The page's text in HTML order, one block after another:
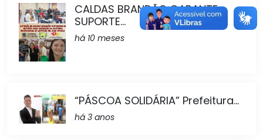
CALDAS BRANDÃO GARANTE
SUPORTE...
há 10 meses
“PÁSCOA SOLIDÁRIA” Prefeitura...
há 3 anos